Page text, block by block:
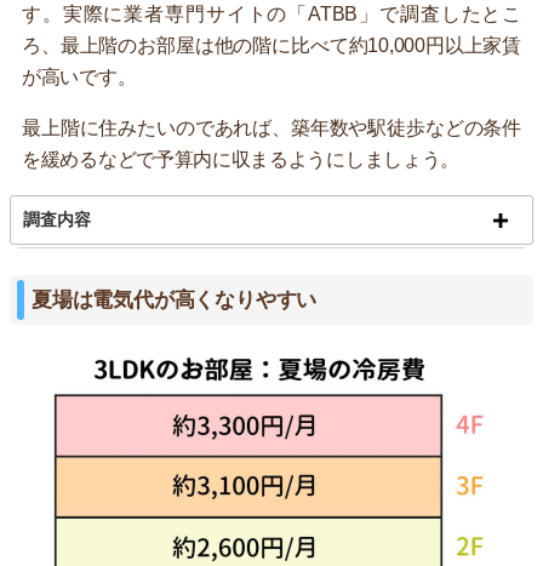
す。実際に業者専門サイトの「ATBB」で調査したとこ
ろ、最上階のお部屋は他の階に比べて約10,000円以上家賃
が高いです。
最上階に住みたいのであれば、築年数や駅徒歩などの条件
を緩めるなどで予算内に収まるようにしましょう。
調査内容
夏場は電気代が高くなりやすい